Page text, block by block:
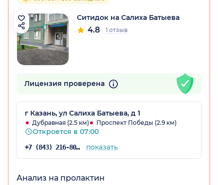
Ситидок на Салиха Батыева
4.8 1 отзыв
Лицензия проверена
г Казань, ул Салиха Батыева, д 1
Дубравная (2.5 км) Проспект Победы (2.9 км)
Откроется в 07:00
+7 (843) 216-80-53 показать
Анализ на пролактин